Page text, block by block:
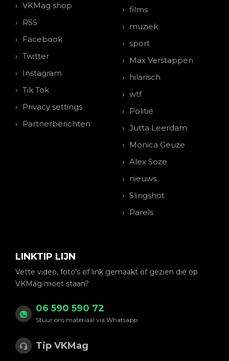
VKMag shop
RSS
Facebook
Twitter
Instagram
Tik Tok
Privacy settings
Partnerberichten
films
muziek
sport
Max Verstappen
hilarisch
wtf
Politie
Jutta Leerdam
Monica Geuze
Alex Soze
nieuws
Slingshot
Parels
LINKTIP LIJN
Vette video, foto's of link gemaakt of gezien die op
VKMag moet staan?
06 590 590 72
Stuur ons materiaal via Whatsapp
Tip VKMag